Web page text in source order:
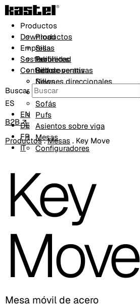
Productos
Productos
Sillas
Taburetes
Sillas operativas
Sillones direccionales
Butacas
Sofás
Pufs
Asientos sobre viga
Mesas
Configuradores
Download
Empresa
Perfil
Red de ventas
News
Proyectos
Sostenibilidad
Contactos
Buscar
ES
EN
DE
FR
IT
B2B ↗
Productos.Mesas . Key Move
Key
Move
Mesa móvil de acero